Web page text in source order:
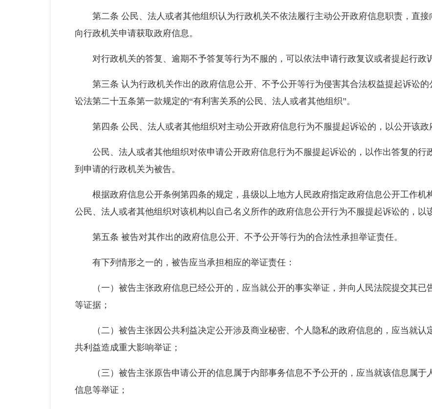
第二条 公民、法人或者其他组织认为行政机关不依法履行主动公开政府信息职责，直接
向行政机关申请获取政府信息。
对行政机关的答复、逾期不予答复等行为不服的，可以依法申请行政复议或者提起行政
第三条 认为行政机关作出的政府信息公开、不予公开等行为侵害其合法权益提起诉讼的
讼法第二十五条第一款规定的“有利害关系的公民、法人或者其他组织”。
第四条 公民、法人或者其他组织对主动公开政府信息行为不服提起诉讼的，以公开该政
公民、法人或者其他组织对依申请公开政府信息行为不服提起诉讼的，以作出答复的行
到申请的行政机关为被告。
根据政府信息公开条例第四条的规定，县级以上地方人民政府指定政府信息公开工作机
公民、法人或者其他组织对该机构以自己名义所作的政府信息公开行为不服提起诉讼的，以
第五条 被告对其作出的政府信息公开、不予公开等行为的合法性承担举证责任。
有下列情形之一的，被告应当承担相应的举证责任：
（一）被告主张政府信息已经公开的，应当就公开的事实举证，并向人民法院提交其已
等证据；
（二）被告主张因公共利益决定公开涉及商业秘密、个人隐私的政府信息的，应当就认
共利益造成重大影响举证；
（三）被告主张原告申请公开的信息属于内部事务信息不予公开的，应当就该信息属于
信息等举证；